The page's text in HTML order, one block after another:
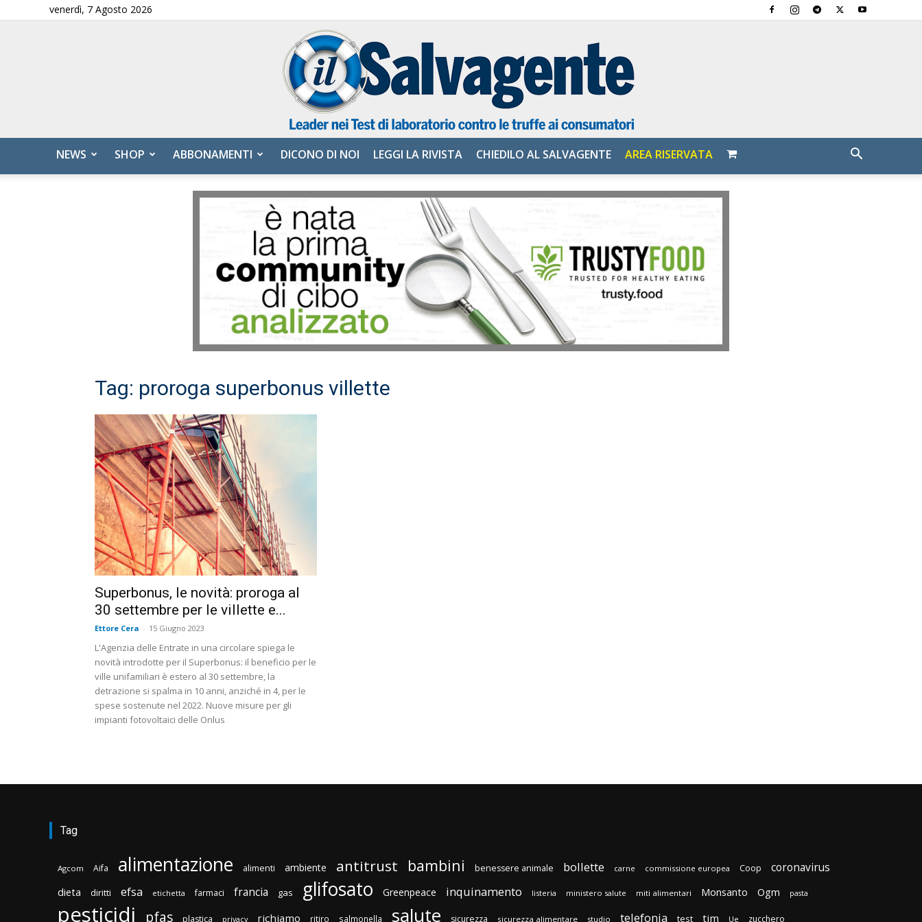
venerdì, 7 Agosto 2026
Salvagente
NEWS SHOP ABBONAMENTI DICONO DI NOI LEGGI LA RIVISTA CHIEDILO AL SALVAGENTE AREA RISERVATA
Tag: proroga superbonus villette
Superbonus, le novità: proroga al
30 settembre per le villette e...
Ettore Cera - 15 Giugno 2023
L'Agenzia delle Entrate in una circolare spiega le
novità introdotte per il Superbonus: il beneficio per le
ville unifamiliari è estero al 30 settembre, la
detrazione si spalma in 10 anni, anziché in 4, per le
spese sostenute nel 2022. Nuove misure per gli
impianti fotovoltaici delle Onlus
Tag
Agcom Aifa alimentazione alimenti ambiente antitrust bambini benessere animale bollette carne commissione europea Coop coronavirus
dieta diritti efsa etichetta farmaci francia gas glifosato Greenpeace inquinamento listeria ministero salute miti alimentari Monsanto Ogm pasta
pesticidi pfas plastica privacy richiamo ritiro salmonella salute sicurezza sicurezza alimentare studio telefonia test tim Ue zucchero